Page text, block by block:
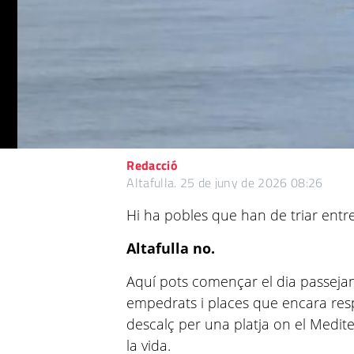
Redacció
Altafulla. 25 de juny de 2026 08:26
Hi ha pobles que han de triar
Altafulla no.
Aquí pots començar el dia
empedrats i places que encara
descalç per una platja on el
la vida.